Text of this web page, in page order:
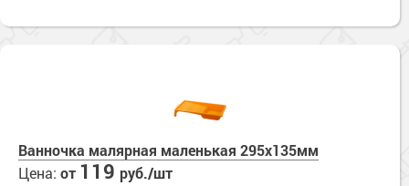
Ванночка малярная маленькая 295х135мм
Цена: от 119 руб./шт